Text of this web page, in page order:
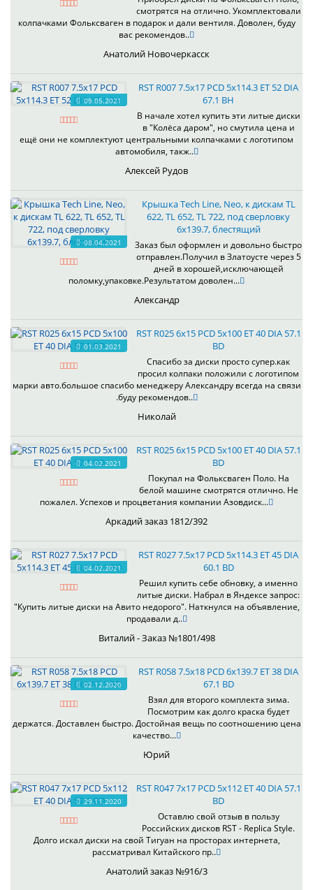
смотрятся на отлично. Укомплектовали
колпачками Фольксваген в подарок и дали вентиля. Доволен, буду
вас рекомендов..
Анатолий Новочеркасск
09.05.2021
RST R007 7.5x17 PCD 5x114.3 ET 52 DIA
67.1 BH
В начале хотел купить эти литые диски
в "Колёса даром", но смутила цена и
ещё они не комплектуют центральными колпачками с логотипом
автомобиля, такж..
Алексей Рудов
08.04.2021
Крышка Tech Line, Neo, к дискам TL
622, TL 652, TL 722, под сверловку
6х139.7, блестящий
Заказ был оформлен и довольно быстро
отправлен.Получил в Златоусте через 5
дней в хорошей,исключающей
поломку,упаковке.Результатом доволен...
Александр
01.03.2021
RST R025 6x15 PCD 5x100 ET 40 DIA 57.1
BD
Спасибо за диски просто супер.как
просил колпаки положили с логотипом
марки авто.большое спасибо менеджеру Александру всегда на связи
.буду рекомендов..
Николай
04.02.2021
RST R025 6x15 PCD 5x100 ET 40 DIA 57.1
BD
Покупал на Фольксваген Поло. На
белой машине смотрятся отлично. Не
пожалел. Успехов и процветания компании Азовдиск...
Аркадий заказ 1812/392
04.02.2021
RST R027 7.5x17 PCD 5x114.3 ET 45 DIA
60.1 BD
Решил купить себе обновку, а именно
литые диски. Набрал в Яндексе запрос:
"Купить литые диски на Авито недорого". Наткнулся на объявление,
продавали д..
Виталий - Заказ №1801/498
02.12.2020
RST R058 7.5x18 PCD 6x139.7 ET 38 DIA
67.1 BD
Взял для второго комплекта зима.
Посмотрим как долго краска будет
держатся. Доставлен быстро. Достойная вещь по соотношению цена
качество...
Юрий
29.11.2020
RST R047 7x17 PCD 5x112 ET 40 DIA 57.1
BD
Оставлю свой отзыв в пользу
Российских дисков RST - Replica Style.
Долго искал диски на свой Тигуан на просторах интернета,
рассматривал Китайского пр..
Анатолий заказ №916/3